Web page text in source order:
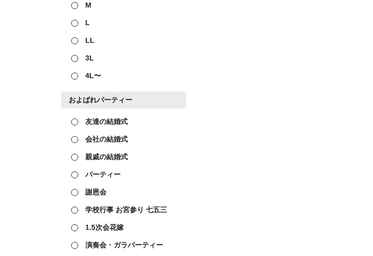
M
L
LL
3L
4L〜
およばれパーティー
友達の結婚式
会社の結婚式
親戚の結婚式
パーティー
謝恩会
学校行事 お宮参り 七五三
1.5次会花嫁
演奏会・ガラパーティー